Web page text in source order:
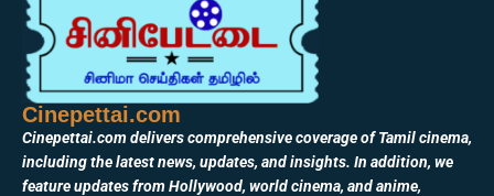
Cinepettai.com
Cinepettai.com delivers comprehensive coverage of Tamil cinema,
including the latest news, updates, and insights. In addition, we
feature updates from Hollywood, world cinema, and anime,